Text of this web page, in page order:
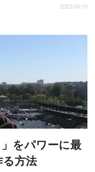
2023/05/10
をパワーに最
方法